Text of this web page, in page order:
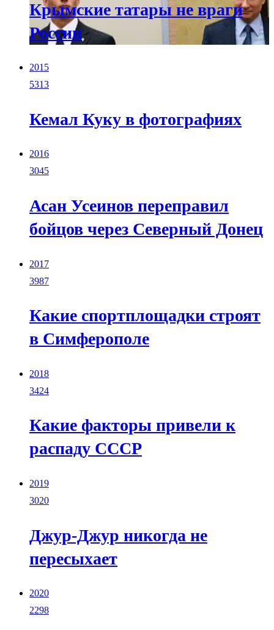
Крымские татары не враги
России
2015
5313
Кемал Куку в фотографиях
2016
3045
Асан Усеинов переправил
бойцов через Северный Донец
2017
3987
Какие спортплощадки строят
в Симферополе
2018
3424
Какие факторы привели к
распаду СССР
2019
3020
Джур-Джур никогда не
пересыхает
2020
2298